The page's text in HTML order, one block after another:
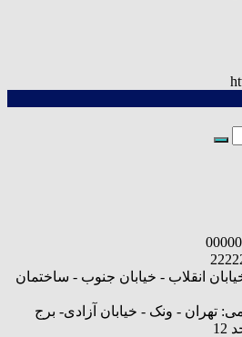
انقلاب - خیابان جنوب - ساختمان
تهران - ونک - خیابان آزادی- برج